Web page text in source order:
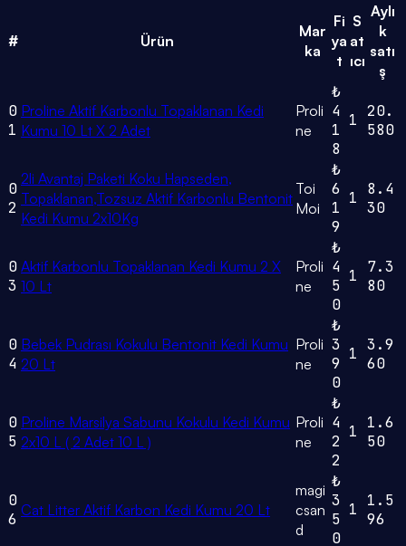
# Ürün
Mar
ka
Fi
ya
t
S
at
ıcı
Aylı
k
satı
ş
0
1
Proline Aktif Karbonlu Topaklanan Kedi
Kumu 10 Lt X 2 Adet
Proli
ne
₺
4
1
8
1 20.
580
0
2
2li Avantaj Paketi Koku Hapseden,
Topaklanan,Tozsuz Aktif Karbonlu Bentonit
Kedi Kumu 2x10Kg
Toi
Moi
₺
6
1
9
1
8.4
30
0
3
Aktif Karbonlu Topaklanan Kedi Kumu 2 X
10 Lt
Proli
ne
₺
4
5
0
1
7.3
80
0
4
Bebek Pudrası Kokulu Bentonit Kedi Kumu
20 Lt
Proli
ne
₺
3
9
0
1 3.9
60
0
5
Proline Marsilya Sabunu Kokulu Kedi Kumu
2x10 L ( 2 Adet 10 L )
Proli
ne
₺
4
2
2
1
1.6
50
0
6 Cat Litter Aktif Karbon Kedi Kumu 20 Lt
magi
csan
d
₺
3
5
0
1
1.5
96